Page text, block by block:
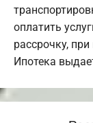
оплатить
рассрочку,
Ипотека